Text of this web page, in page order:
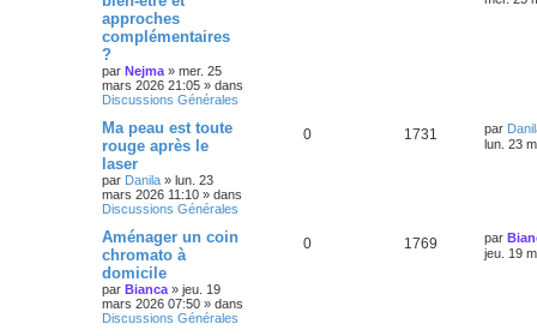
approches
complémentaires
?
par Nejma » mer. 25
mars 2026 21:05 » dans
Discussions Générales
Ma peau est toute
rouge après le
laser
par Danila » lun. 23
mars 2026 11:10 » dans
Discussions Générales
0 1731 par
lun. 23
Aménager un coin
chromato à
domicile
par Bianca » jeu. 19
mars 2026 07:50 » dans
Discussions Générales
0 1769 par
jeu. 19